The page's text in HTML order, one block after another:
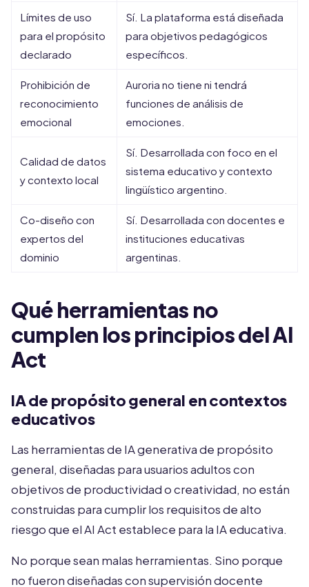
Límites de uso
para el propósito
declarado
Sí. La plataforma está diseñada
para objetivos pedagógicos
específicos.
Prohibición de
reconocimiento
emocional
Auroria no tiene ni tendrá
funciones de análisis de
emociones.
Calidad de datos
y contexto local
Sí. Desarrollada con foco en el
sistema educativo y contexto
lingüístico argentino.
Co-diseño con
expertos del
dominio
Sí. Desarrollada con docentes e
instituciones educativas
argentinas.
Qué herramientas no
cumplen los principios del AI
Act
IA de propósito general en contextos
educativos
Las herramientas de IA generativa de propósito
general, diseñadas para usuarios adultos con
objetivos de productividad o creatividad, no están
construidas para cumplir los requisitos de alto
riesgo que el AI Act establece para la IA educativa.
No porque sean malas herramientas. Sino porque
no fueron diseñadas con supervisión docente